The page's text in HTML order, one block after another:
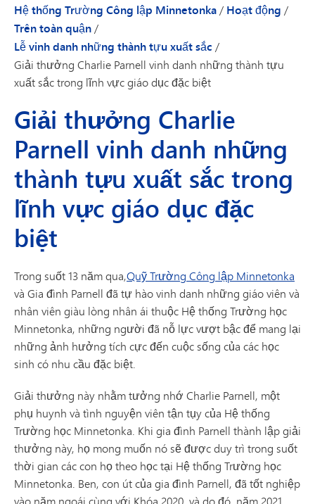
Hệ thống Trường Công lập Minnetonka/ Hoạt động /
Trên toàn quận/
Lễ vinh danh những thành tựu xuất sắc /
Giải thưởng Charlie Parnell vinh danh những thành tựu
xuất sắc trong lĩnh vực giáo dục đặc biệt
Giải thưởng Charlie
Parnell vinh danh những
thành tựu xuất sắc trong
lĩnh vực giáo dục đặc
biệt
Trong suốt 13 năm qua,Quỹ Trường Công lập Minnetonka
và Gia đình Parnell đã tự hào vinh danh những giáo viên và
nhân viên giàu lòng nhân ái thuộc Hệ thống Trường học
Minnetonka, những người đã nỗ lực vượt bậc để mang lại
những ảnh hưởng tích cực đến cuộc sống của các học
sinh có nhu cầu đặc biệt.
Giải thưởng này nhằm tưởng nhớ Charlie Parnell, một
phụ huynh và tình nguyện viên tận tụy của Hệ thống
Trường học Minnetonka. Khi gia đình Parnell thành lập giải
thưởng này, họ mong muốn nó sẽ được duy trì trong suốt
thời gian các con họ theo học tại Hệ thống Trường học
Minnetonka. Ben, con út của gia đình Parnell, đã tốt nghiệp
vào năm ngoái cùng với Khóa 2020, và do đó, năm 2021